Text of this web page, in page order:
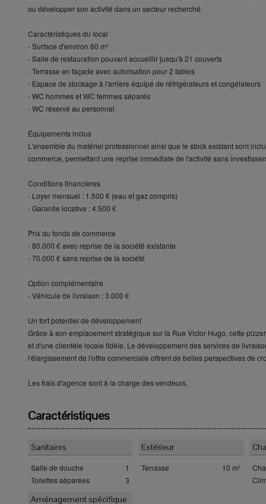
ou développer son activité dans un secteur recherché.
Caractéristiques du local
- Surface d'environ 60 m²
- Salle de restauration pouvant accueillir jusqu'à 21 couverts
- Terrasse en façade avec autorisation pour 2 tables
- Espace de stockage à l'arrière équipé de réfrigérateurs et congélateurs
- WC hommes et WC femmes séparés
- WC réservé au personnel
Équipements inclus
L'ensemble du matériel professionnel ainsi que le stock existant sont
commerce, permettant une reprise immédiate de l'activité sans
Conditions financières
- Loyer mensuel : 1.500 € (eau et gaz compris)
- Garantie locative : 4.500 €
Prix du fonds de commerce
- 80.000 € avec reprise de la société existante
- 70.000 € sans reprise de la société
Option complémentaire
- Véhicule de livraison : 3.000 €
Un fort potentiel de développement
Grâce à son emplacement stratégique sur la Rue Victor Hugo, cette
et d'une clientèle locale fidèle. Le développement des services de
l'élargissement de l'offre commerciale offrent de belles perspectives de
Les frais d'agence sont à la charge des vendeurs.
Caractéristiques
Sanitaires
Salle de douche
1
Toilettes séparées
3
Extérieur
Terrasse 10 m²
Aménagement spécifique